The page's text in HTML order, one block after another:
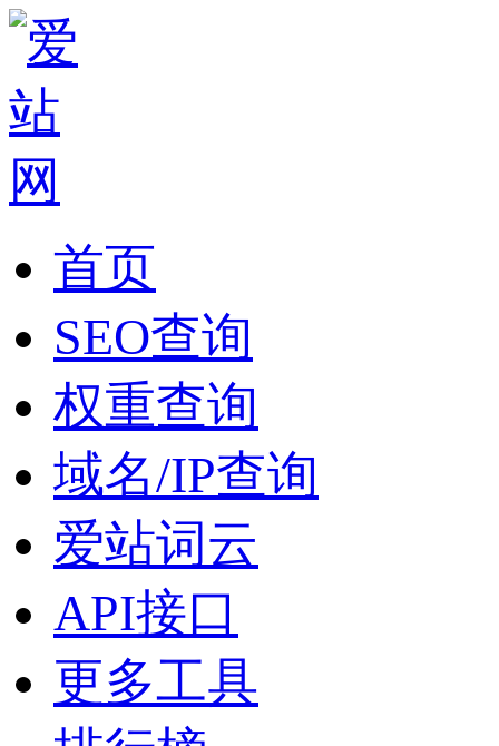
首页
SEO查询
权重查询
域名/IP查询
爱站词云
API接口
更多工具